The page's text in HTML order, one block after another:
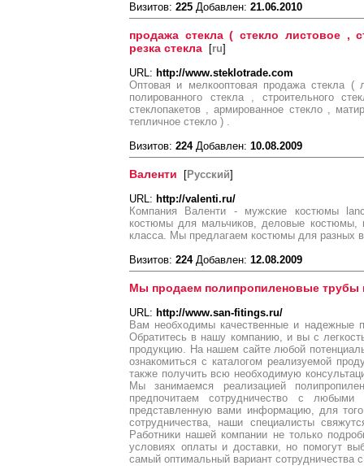
Визитов: 225 Добавлен: 21.06.2010
продажа стекла ( стекло листовое ,
резка стекла [ru]
URL: http://www.steklotrade.com
Оптовая и мелкооптовая продажа стекла (
полированного стекла , строительного
стеклопакетов , армированное стекло ,
тепличное стекло ) .
Визитов: 224Добавлен: 10.08.2009
Валенти [Русский]
URL: http://valenti.ru/
Компания Валенти - мужские костюмы
костюмы для мальчиков, деловые
класса. Мы предлагаем костюмы для разных
Визитов: 224Добавлен: 12.08.2009
Мы продаем полипропиленовые трубы
URL: http://www.san-fitings.ru/
Вам необходимы качественные и надежные
Обратитесь в нашу компанию, и вы с
продукцию. На нашем сайте любой
ознакомиться с каталогом реализуемой
также получить всю необходимую
Мы занимаемся реализацией
предпочитаем сотрудничество с
представленную вами информацию, для
сотрудничества, наши специалисты
Работники нашей компании не только
условиях оплаты и доставки, но помогут
самый оптимальный вариант сотрудничества